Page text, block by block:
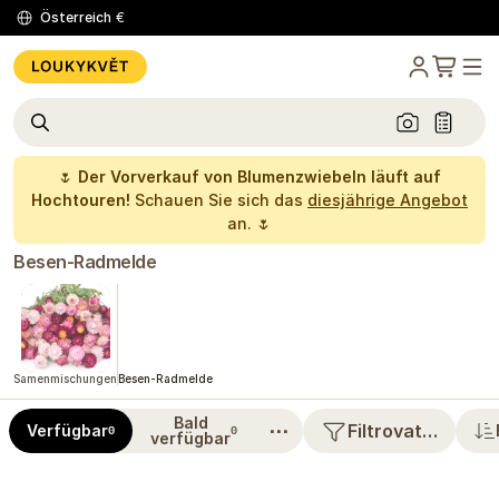
Österreich €
🌷 Der Vorverkauf von Blumenzwiebeln läuft auf
Hochtouren! Schauen Sie sich das diesjährige Angebot
an. 🌷
Besen-Radmelde
SamenmischungenBesen-Radmelde
Verfügbar0
Bald
verfügbar0 ⋯ Filtrovat…